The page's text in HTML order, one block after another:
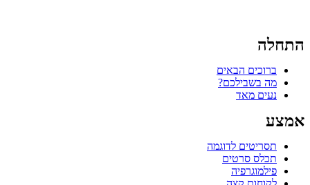
התחלה
ברוכים הבאים
מה בשבילכם?
נעים מאד
אמצע
תסריטים לדוגמה
תכלס סרטים
פילמוגרפיה